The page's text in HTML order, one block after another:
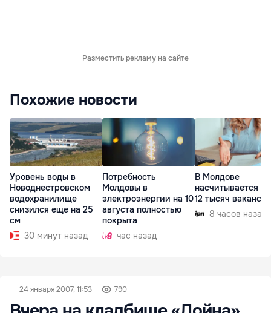
Разместить рекламу на сайте
Похожие новости
Уровень воды в
Новоднестровском
водохранилище
снизился еще на 25
см
30 минут назад
Потребность
Молдовы в
электроэнергии на 10
августа полностью
покрыта
час назад
В Молдове
насчитывается
12 тысяч
8 часов назад
24 января 2007, 11:53 790